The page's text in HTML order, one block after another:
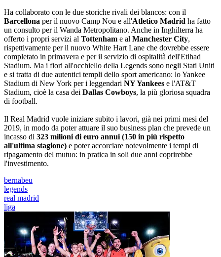
Ha collaborato con le due storiche rivali dei blancos: con il
Barcellona per il nuovo Camp Nou e all'Atletico Madrid ha fatto
un consulto per il Wanda Metropolitano. Anche in Inghilterra ha
offerto i propri servizi al Tottenham e al Manchester City,
rispettivamente per il nuovo White Hart Lane che dovrebbe essere
completato in primavera e per il servizio di ospitalità dell'Etihad
Stadium. Ma i fiori all'occhiello della Legends sono negli Stati Uniti
e si tratta di due autentici templi dello sport americano: lo Yankee
Stadium di New York per i leggendari NY Yankees e l'AT&T
Stadium, cioè la casa dei Dallas Cowboys, la più gloriosa squadra
di football.
Il Real Madrid vuole iniziare subito i lavori, già nei primi mesi del
2019, in modo da poter attuare il suo business plan che prevede un
incasso di 323 milioni di euro annui (150 in più rispetto
all'ultima stagione) e poter accorciare notevolmente i tempi di
ripagamento del mutuo: in pratica in soli due anni coprirebbe
l'investimento.
bernabeu
legends
real madrid
liga